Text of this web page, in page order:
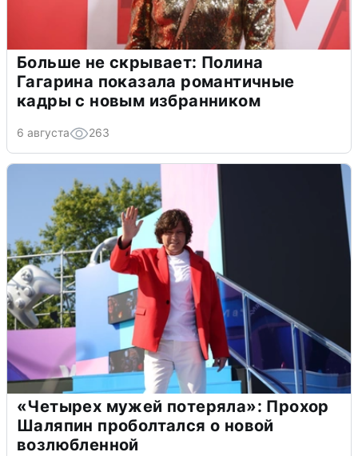
Больше не скрывает: Полина
Гагарина показала романтичные
кадры с новым избранником
6 августа 263
«Четырех мужей потеряла»: Прохор
Шаляпин проболтался о новой
возлюбленной